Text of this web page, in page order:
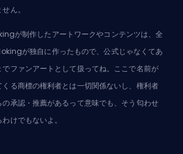
ん。
が制作したアートワークやコンテンツは、全
が独自に作ったもので、公式じゃなくてあ
でファンアートとして扱ってね。ここで名前が
くる商標の権利者とは一切関係ないし、権利者
の承認・推薦があるって意味でも、そう匂わせ
けでもないよ。